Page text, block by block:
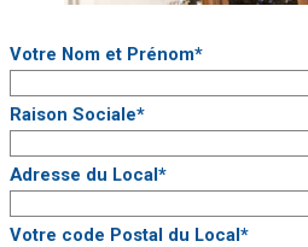
Votre Nom et Prénom*
Raison Sociale*
Adresse du Local*
Votre code Postal du Local*